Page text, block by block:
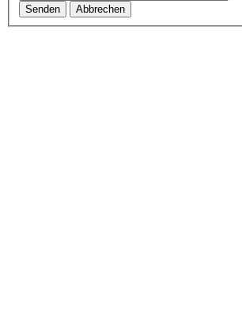
Senden Abbrechen